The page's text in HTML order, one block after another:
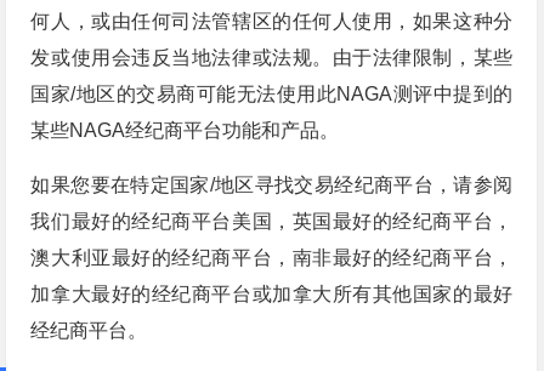
何人，或由任何司法管辖区的任何人使用，如果这种分
发或使用会违反当地法律或法规。由于法律限制，某些
国家/地区的交易商可能无法使用此NAGA测评中提到的
某些NAGA经纪商平台功能和产品。
如果您要在特定国家/地区寻找交易经纪商平台，请参阅
我们最好的经纪商平台美国，英国最好的经纪商平台，
澳大利亚最好的经纪商平台，南非最好的经纪商平台，
加拿大最好的经纪商平台或加拿大所有其他国家的最好
经纪商平台。